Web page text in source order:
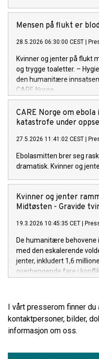
Mensen på flukt er
28.5.2026 06:30:00 CEST
Kvinner og jenter på flukt
og trygge toaletter. –
den humanitære
CARE Norge.
CARE Norge om ebola
katastrofe under
27.5.2026 11:41:02 CEST
Ebolasmitten brer seg
dramatisk. Kvinner og
Kvinner og jenter
Midtøsten - Gravide
19.3.2026 10:45:35 CET
De humanitære behovene
med den eskalerende
jenter, inkludert 1,6
overhengende fare i
I vårt presserom finner
kontaktpersoner, bilder,
informasjon om oss.